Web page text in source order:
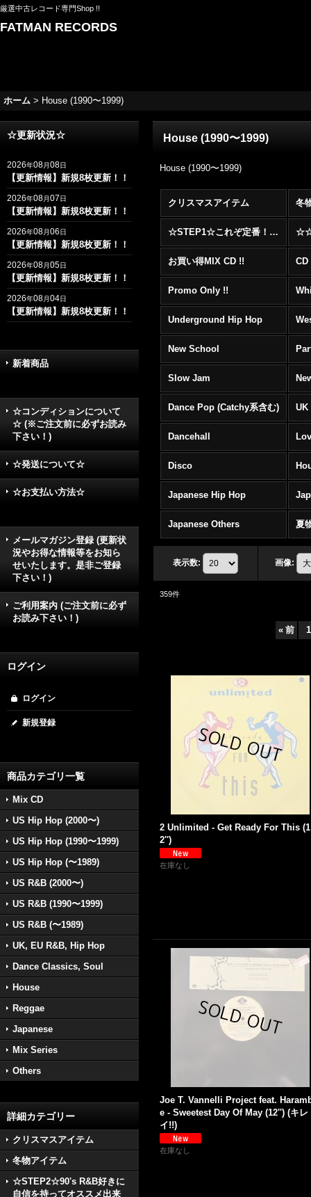
厳選中古レコード専門Shop !!
FATMAN RECORDS
ホーム > House (1990〜1999)
☆更新状況☆
2026年08月08日
【更新情報】新規8枚更新！！
2026年08月07日
【更新情報】新規8枚更新！！
2026年08月06日
【更新情報】新規8枚更新！！
2026年08月05日
【更新情報】新規8枚更新！！
2026年08月04日
【更新情報】新規8枚更新！！
新着商品
☆コンディションについて
☆ (※ご注文前に必ずお読み
下さい！)
☆発送について☆
☆お支払い方法☆
メールマガジン登録 (更新状
況やお得な情報等をお知ら
せいたします。是非ご登録
下さい！)
ご利用案内 (ご注文前に必ず
お読み下さい！)
ログイン
ログイン
新規登録
商品カテゴリ一覧
Mix CD
US Hip Hop (2000〜)
US Hip Hop (1990〜1999)
US Hip Hop (〜1989)
US R&B (2000〜)
US R&B (1990〜1999)
US R&B (〜1989)
UK, EU R&B, Hip Hop
Dance Classics, Soul
House
Reggae
Japanese
Mix Series
Others
詳細カテゴリー
クリスマスアイテム
冬物アイテム
☆STEP2☆90's R&B好きに
自信を持ってオススメ出来
House (1990〜1999)
House (1990〜1999)
クリスマスアイテム 冬
☆STEP1☆これぞ定番！！まずはここから！2000年代R&BフロアヒットBest 100 !!!
お買い得MIX CD !!
Promo Only !!
Underground Hip Hop
New School
Slow Jam
Dance Pop (Catchy系含む) UK
Dancehall
Disco
Japanese Hip Hop
Japanese Others 夏
表示数: 画像:
359件
« 前 1
2 Unlimited - Get Ready For This (1
2'')
在庫なし
Joe T. Vannelli Project feat.
e - Sweetest Day Of May (12'') (キレ
イ!!)
在庫なし